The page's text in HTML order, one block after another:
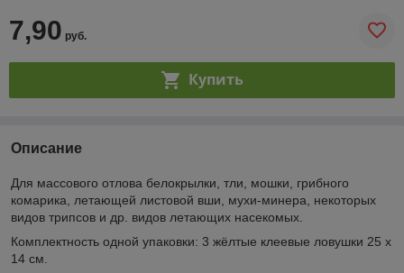
7,90 руб.
Купить
Описание
Для массового отлова белокрылки, тли, мошки, грибного
комарика, летающей листовой вши, мухи-минера, некоторых
видов трипсов и др. видов летающих насекомых.
Комплектность одной упаковки: 3 жёлтые клеевые ловушки 25 х
14 см.